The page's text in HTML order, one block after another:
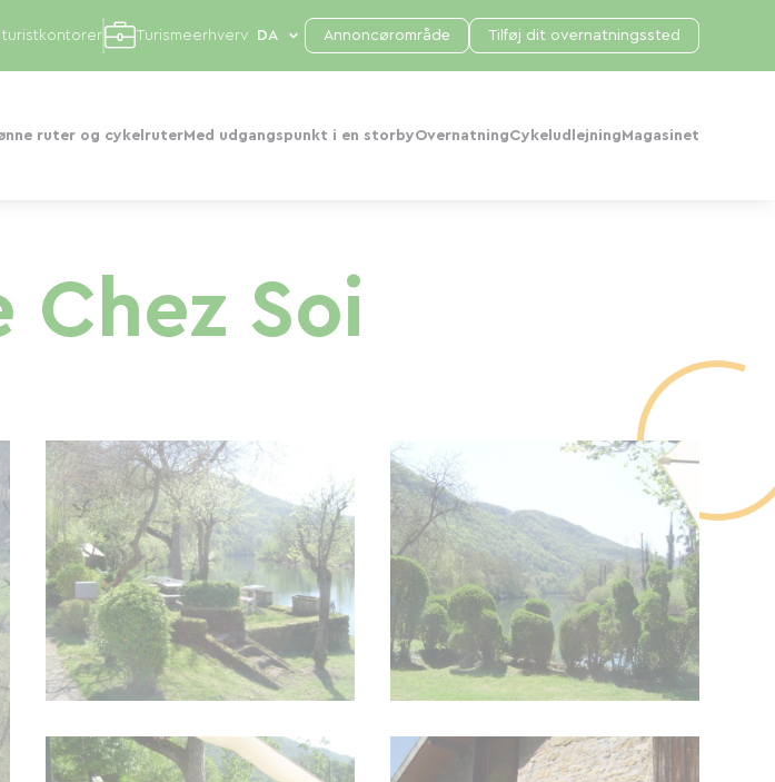
ruter og cykelruterMed udgangspunkt i en storbyOvernatningCykeludlejning Magasinet
turistkontorer Turismeerhverv Annoncørområde Tilføj dit overnatningssted
Chez Soi